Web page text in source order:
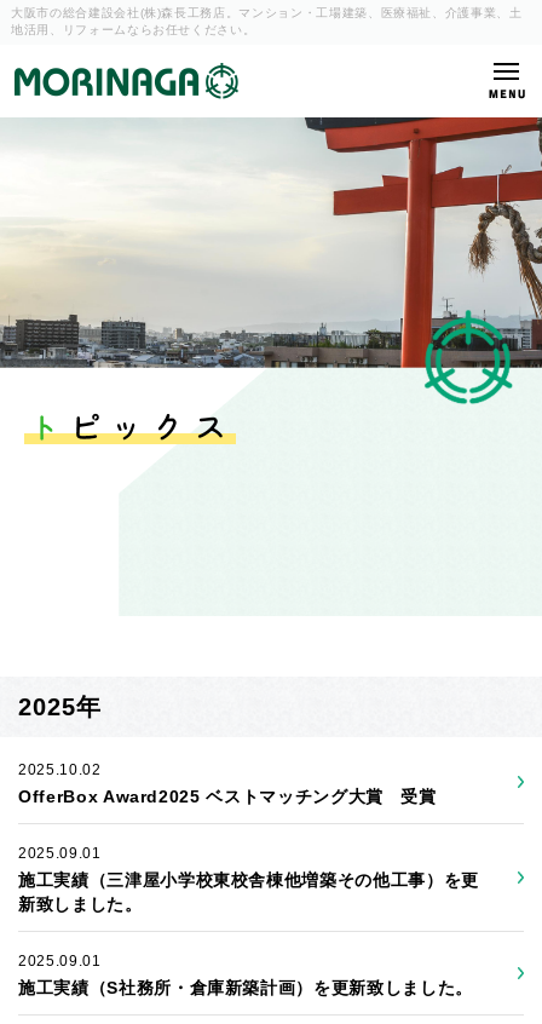
大阪市の総合建設会社(株)森長工務店。マンション・工場建築、
医療福祉、介護事業、土
地活用、リフォームならお任せください。
2025年
2025.10.02
OfferBox Award2025 ベストマッチング大賞 受賞
2025.09.01
施工実績（三津屋小学校東校舎棟他増築その他工事）を更
新致しました。
2025.09.01
施工実績（S社務所・倉庫新築計画）を更新致しました。